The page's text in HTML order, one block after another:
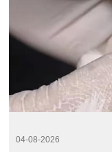
04-08-2026